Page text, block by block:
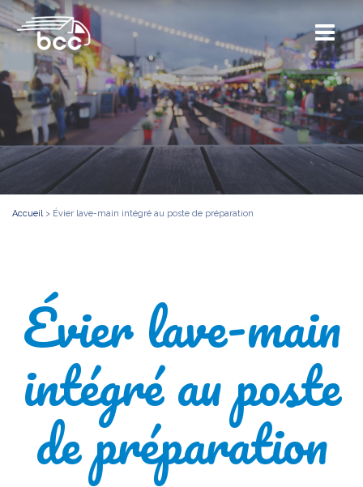
Accueil> Évier lave-main intégré au poste de préparation
Évier lave-main
intégré au poste
de préparation